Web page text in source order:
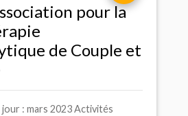
pour la
de Couple et
: mars 2023 Activités